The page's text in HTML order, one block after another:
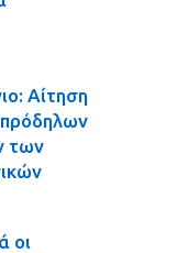
Αίτηση
των
οι